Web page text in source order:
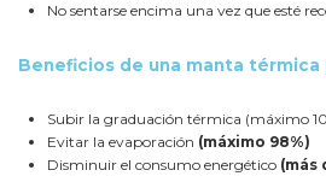
No sentarse encima una vez que esté
Beneficios de una manta térmica
Subir la graduación térmica (máximo
Evitar la evaporación (máximo 98%)
Disminuir el consumo energético (más